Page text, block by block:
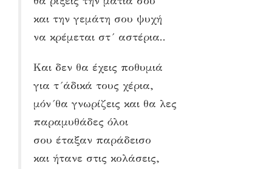
και την γεμάτη σου ψυχή
να κρέμεται στ´ αστέρια..
Και δεν θα έχεις ποθυμιά
για τ´άδικά τους χέρια,
μόν´θα γνωρίζεις και θα λες
παραμυθάδες όλοι
σου έταξαν παράδεισο
και ήτανε στις κολάσεις,